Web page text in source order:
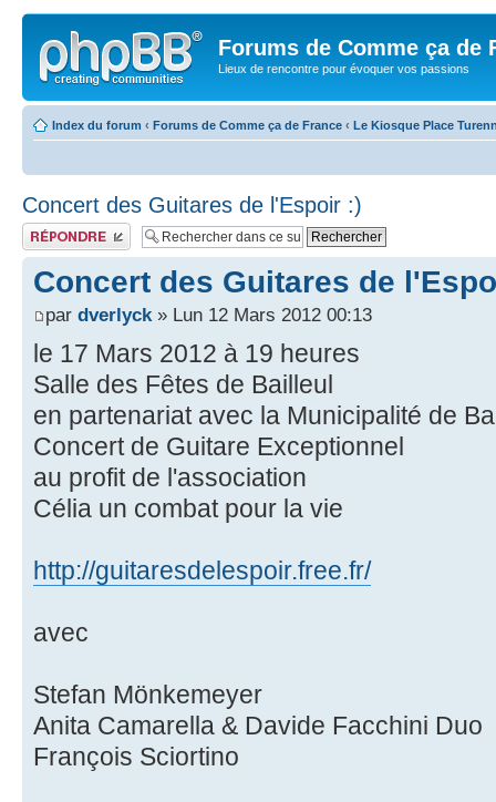
Forums de Comme ça de
Lieux de rencontre pour évoquer vos passions
Index du forum ‹ Forums de Comme ça de France ‹ Le Kiosque Place
Concert des Guitares de l'Espoir :)
Publier une réponse
Concert des Guitares de
par dverlyck » Lun 12 Mars 2012 00:13
le 17 Mars 2012 à 19 heures
Salle des Fêtes de Bailleul
en partenariat avec la Municipalité de
Concert de Guitare Exceptionnel
au profit de l'association
Célia un combat pour la vie
http://guitaresdelespoir.free.fr/
avec
Stefan Mönkemeyer
Anita Camarella & Davide Facchini Duo
François Sciortino